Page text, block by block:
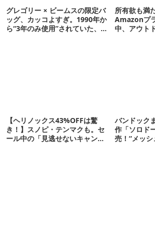
グレゴリー × ビームスの限定バ
ッグ、カッコよすぎ。1990年か
ら“3年のみ使用”されていた、紫
所有欲も満
Amazonプ
中、アウト
【ヘリノックス43%OFFは驚
き！】スノピ・テンマクも。セ
ール中の「見逃せないキャンプ
バンドック
作「ソロド
売！“メッ